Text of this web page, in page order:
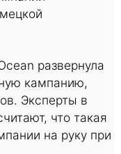
развернула
кампанию,
Эксперты в
что такая
на руку при